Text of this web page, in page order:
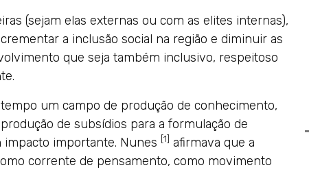
(sejam elas externas ou com as elites internas),
a inclusão social na região e diminuir as
que seja também inclusivo, respeitoso
um campo de produção de conhecimento,
de subsídios para a formulação de
impacto importante. Nunes [1] afirmava que a
corrente de pensamento, como movimento